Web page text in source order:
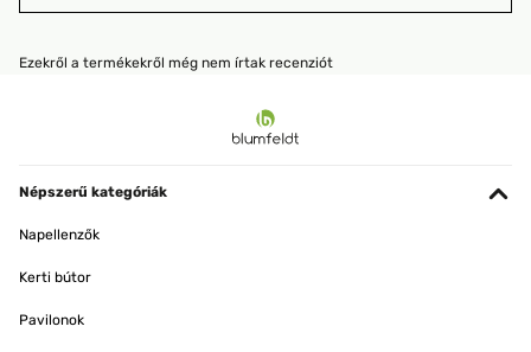
Ezekről a termékekről még nem írtak recenziót
Népszerű kategóriák
Napellenzők
Kerti bútor
Pavilonok